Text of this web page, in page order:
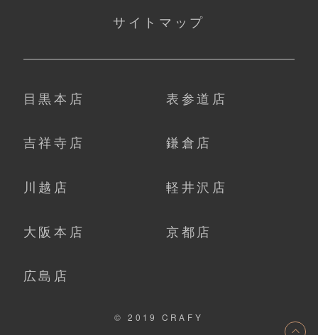
サイトマップ
目黒本店 表参道店
吉祥寺店 鎌倉店
川越店 軽井沢店
大阪本店 京都店
広島店
© 2019 CRAFY